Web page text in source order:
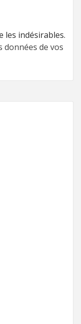
les indésirables.
données de vos